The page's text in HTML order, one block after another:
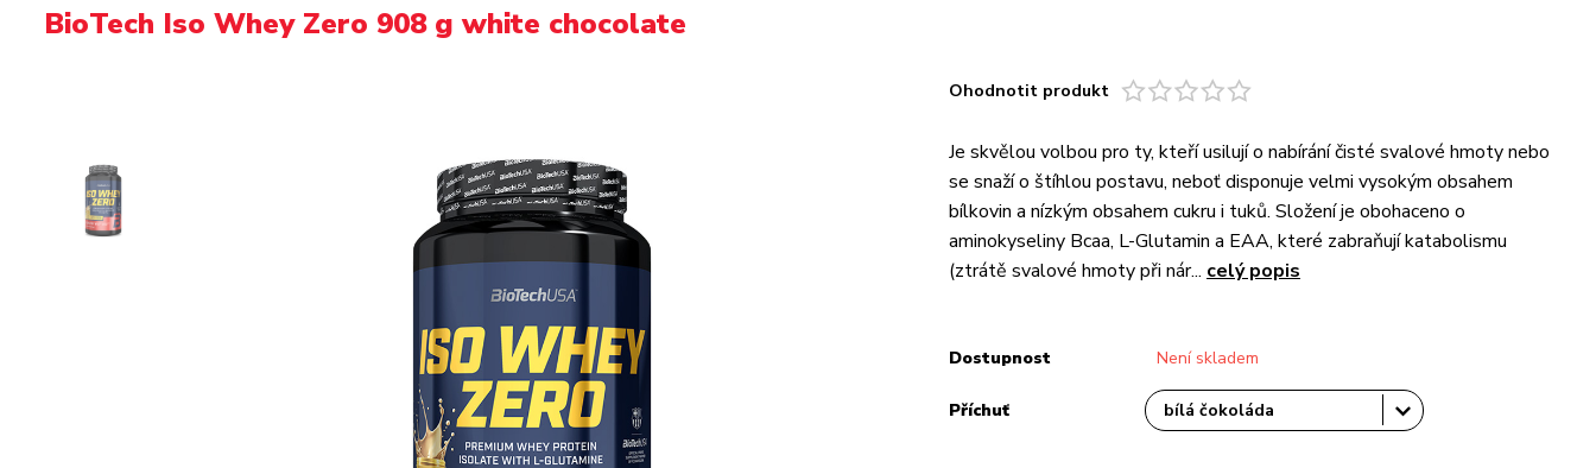
BioTech Iso Whey Zero 908 g white chocolate
Ohodnotit produkt
Je skvělou volbou pro ty, kteří usilují o nabírání čisté svalové hmoty nebo
se snaží o štíhlou postavu, neboť disponuje velmi vysokým obsahem
bílkovin a nízkým obsahem cukru i tuků. Složení je obohaceno o
aminokyseliny Bcaa, L-Glutamin a EAA, které zabraňují katabolismu
(ztrátě svalové hmoty při nár... celý popis
Dostupnost Není skladem
Příchuť